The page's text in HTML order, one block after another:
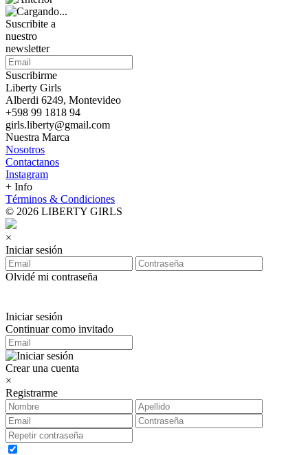
Suscribite a
nuestro
newsletter
Suscribirme
Liberty Girls
Alberdi 6249, Montevideo
+598 99 1818 94
girls.liberty@gmail.com
Nuestra Marca
Nosotros
Contactanos
Instagram
+ Info
Términos & Condiciones
© 2026 LIBERTY GIRLS
×
Iniciar sesión
Olvidé mi contraseña
Iniciar sesión
Continuar como invitado
Crear una cuenta
×
Registrarme